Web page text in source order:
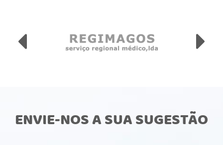
ENVIE-NOS A SUA SUGESTÃO